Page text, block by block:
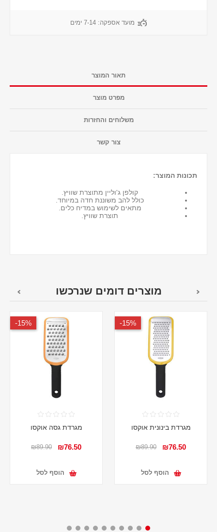
מועד אספקה: 7-14 ימים
תאור המוצר
מפרט מוצר
משלוחים והחזרות
צור קשר
תכונות המוצר:
קולפן ג'וליין מתוצרת שוויץ.
כולל להב משוננת חדה במיוחד.
מתאים לשימוש במדיח כלים.
תוצרת שוויץ.
מוצרים דומים שנרכשו
15%-
מגרדת בינונית אוקסו
₪76.50
₪89.90
הוסף לסל
15%-
מגרדת גסה אוקסו
₪76.50
₪89.90
הוסף לסל